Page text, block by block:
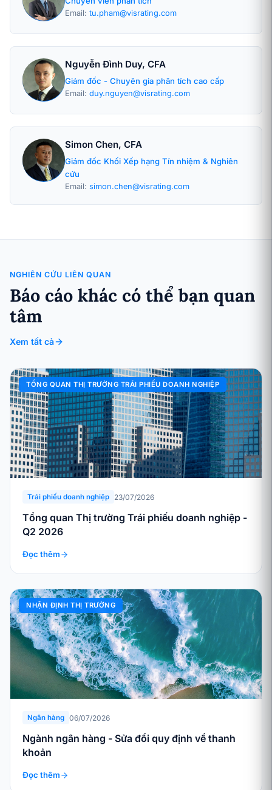
Email: tu.pham@visrating.com
Nguyễn Đình Duy, CFA
Giám đốc - Chuyên gia phân tích cao cấp
Email: duy.nguyen@visrating.com
Simon Chen, CFA
Giám đốc Khối Xếp hạng Tín nhiệm & Nghiên
cứu
Email: simon.chen@visrating.com
NGHIÊN CỨU LIÊN QUAN
Báo cáo khác có thể bạn quan
tâm
Xem tất cả
TỔNG QUAN THỊ TRƯỜNG TRÁI PHIẾU DOANH NGHIỆP
Trái phiếu doanh nghiệp 23/07/2026
Tổng quan Thị trường Trái phiếu doanh nghiệp -
Q2 2026
Đọc thêm
NHẬN ĐỊNH THỊ TRƯỜNG
Ngân hàng 06/07/2026
Ngành ngân hàng - Sửa đổi quy định về thanh
khoản
Đọc thêm